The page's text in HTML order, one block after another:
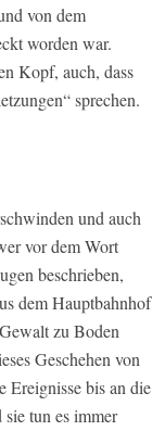
von dem
worden war.
Kopf, auch, dass
sprechen.
und auch
vor dem Wort
beschrieben,
dem Hauptbahnhof
zu Boden
Geschehen von
Ereignisse bis an die
tun es immer